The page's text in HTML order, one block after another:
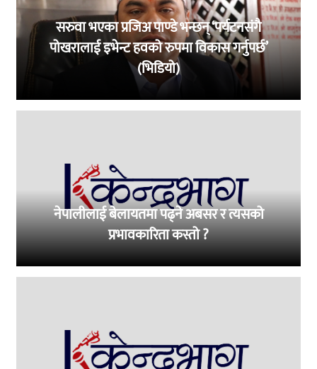
सरुवा भएका प्रजिअ पाण्डे भन्छन् ‘पर्यटनसंगै
पोखरालाई इभेन्ट हवको रुपमा विकास गर्नुपर्छ’
(भिडियो)
नेपालीलाई बेलायतमा पढ्ने अबसर र त्यसको
प्रभावकारिता कस्तो ?